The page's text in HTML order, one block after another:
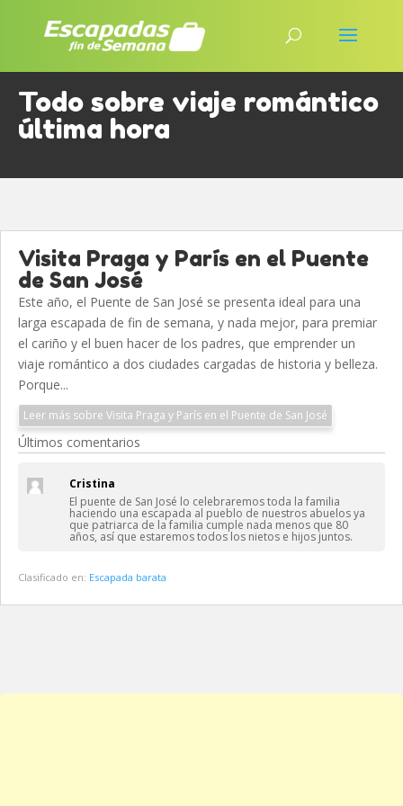
Todo sobre viaje romántico
última hora
Visita Praga y París en el Puente
de San José
Este año, el Puente de San José se presenta ideal para una
larga escapada de fin de semana, y nada mejor, para premiar
el cariño y el buen hacer de los padres, que emprender un
viaje romántico a dos ciudades cargadas de historia y belleza.
Porque...
Leer más sobre Visita Praga y París en el Puente de San José
Últimos comentarios
Cristina
El puente de San José lo celebraremos toda la familia
haciendo una escapada al pueblo de nuestros abuelos ya
que patriarca de la familia cumple nada menos que 80
años, así que estaremos todos los nietos e hijos juntos.
Clasificado en: Escapada barata